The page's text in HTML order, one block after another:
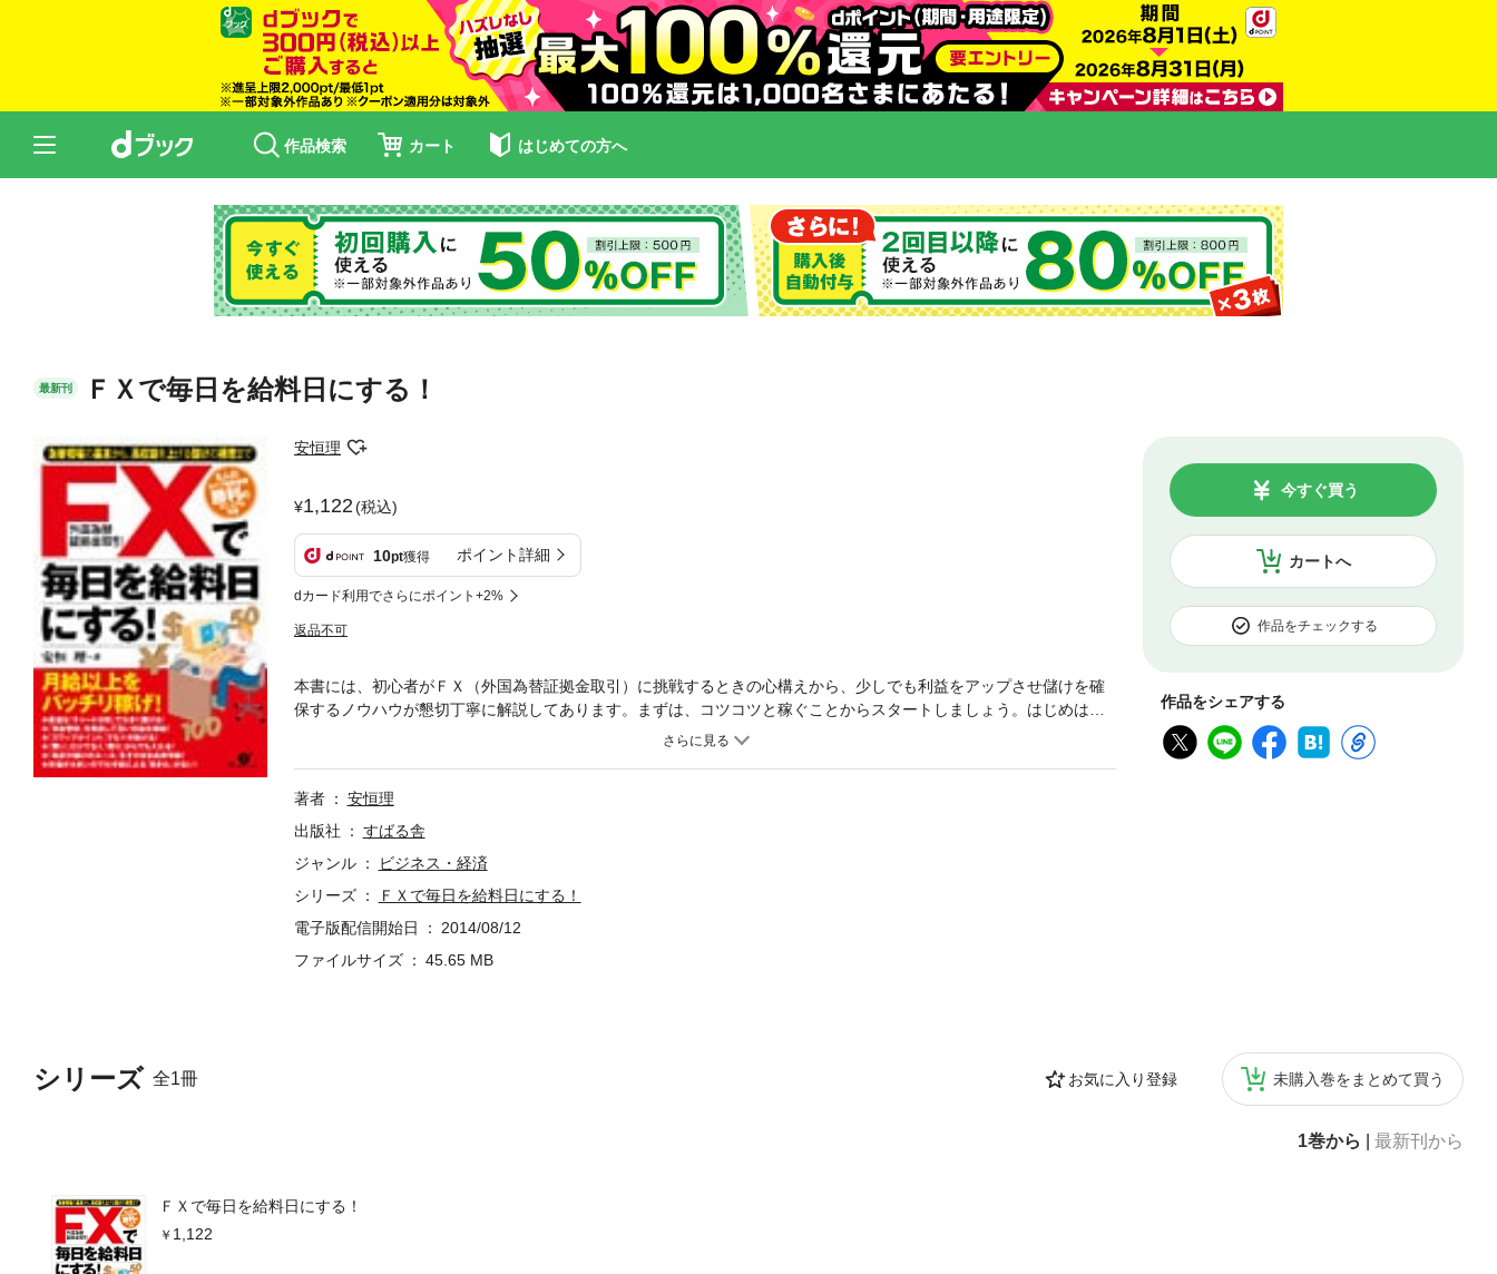
作品検索 カート はじめての方へ
最新刊 ＦＸで毎日を給料日にする！
安恒理
1,122(税込)
10pt獲得 ポイント詳細
dカード利用でさらにポイント+2%
返品不可
カートへ
今すぐ買う
作品をチェックする
作品をシェアする
シリーズ 全1冊 お気に入り登録 未購入巻をまとめて買う
1巻から 最新刊から
ＦＸで毎日を給料日にする！
1,122
本書には、初心者がＦＸ（外国為替証拠金取引）に挑戦するときの心構えから、少しでも利益をアップさせ儲けを確
保するノウハウが懇切丁寧に解説してあります。まずは、コツコツと稼ぐことからスタートしましょう。はじめは数
万円の小遣い、そして月給以上の利益を上げられるようになる、といったところでしょうか。月給以外の副収入を、
著者
安恒理
出版社
すばる舎
ジャンル
ビジネス・経済
シリーズ
ＦＸで毎日を給料日にする！
電子版配信開始日
2014/08/12
ファイルサイズ
45.65 MB